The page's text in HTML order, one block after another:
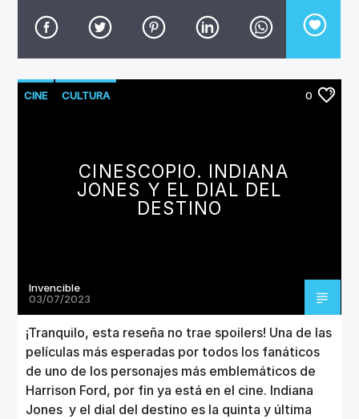
Invencible Radio
CINE CULTURA 0
CINESCOPIO. INDIANA
JONES Y EL DIAL DEL
DESTINO
Invencible
03/07/2023
¡Tranquilo, esta reseña no trae spoilers! Una de las
películas más esperadas por todos los fanáticos
de uno de los personajes más emblemáticos de
Harrison Ford, por fin ya está en el cine. Indiana
Jones y el dial del destino es la quinta y última